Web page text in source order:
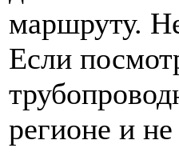
маршруту.
Если
регионе и